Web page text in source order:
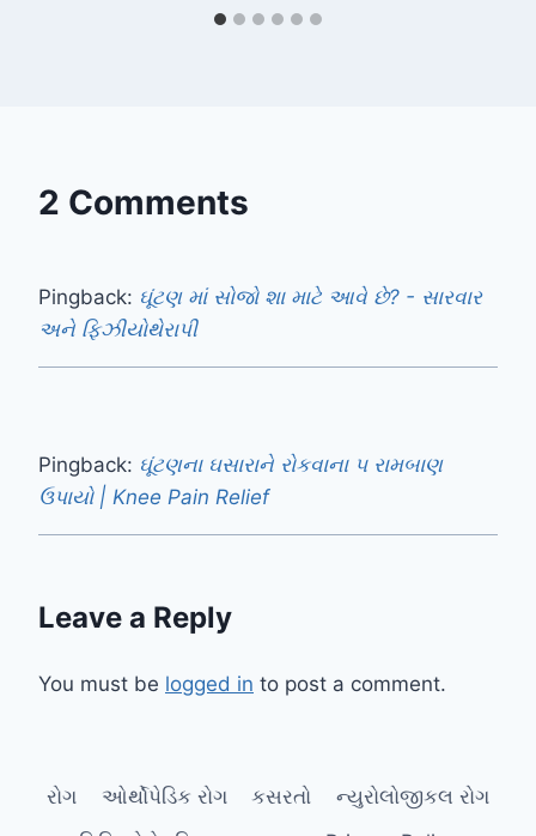
2 Comments
Pingback: ઘૂંટણ માં સોજો શા માટે આવે છે? - સારવાર
અને ફિઝીયોથેરાપી
Pingback: ઘૂંટણના ઘસારાને રોકવાના ૫ રામબાણ
ઉપાયો | Knee Pain Relief
Leave a Reply
You must be logged in to post a comment.
રોગ ઓર્થોપેડિક રોગ કસરતો
ન્યુરોલોજીકલ રોગ